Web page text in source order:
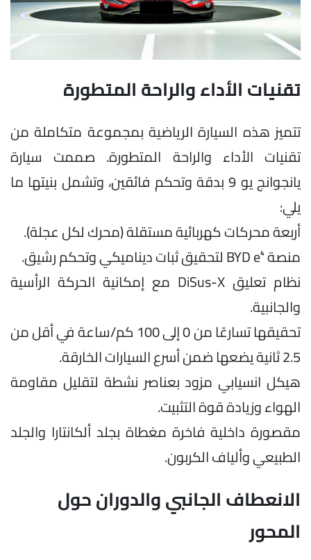
تقنيات الأداء والراحة المتطورة
تتميز هذه السيارة الرياضية بمجموعة متكاملة من
تقنيات الأداء والراحة المتطورة. صممت سيارة
يانجوانج يو 9 بدقة وتحكم فائقين، وتشمل بنيتها ما
يلي:
أربعة محركات كهربائية مستقلة (محرك لكل عجلة).
منصة BYD e⁴ لتحقيق ثبات ديناميكي وتحكم رشيق.
نظام تعليق DiSus-X مع إمكانية الحركة الرأسية
والجانبية.
تحقيقها تسارعًا من 0 إلى 100 كم/ساعة في أقل من
2.5 ثانية يضعها ضمن أسرع السيارات الخارقة.
هيكل انسيابي مزود بعناصر نشطة لتقليل مقاومة
الهواء وزيادة قوة التثبيت.
مقصورة داخلية فاخرة مغطاة بجلد ألكانتارا والجلد
الطبيعي وألياف الكربون.
الانعطاف الجانبي والدوران حول
المحور